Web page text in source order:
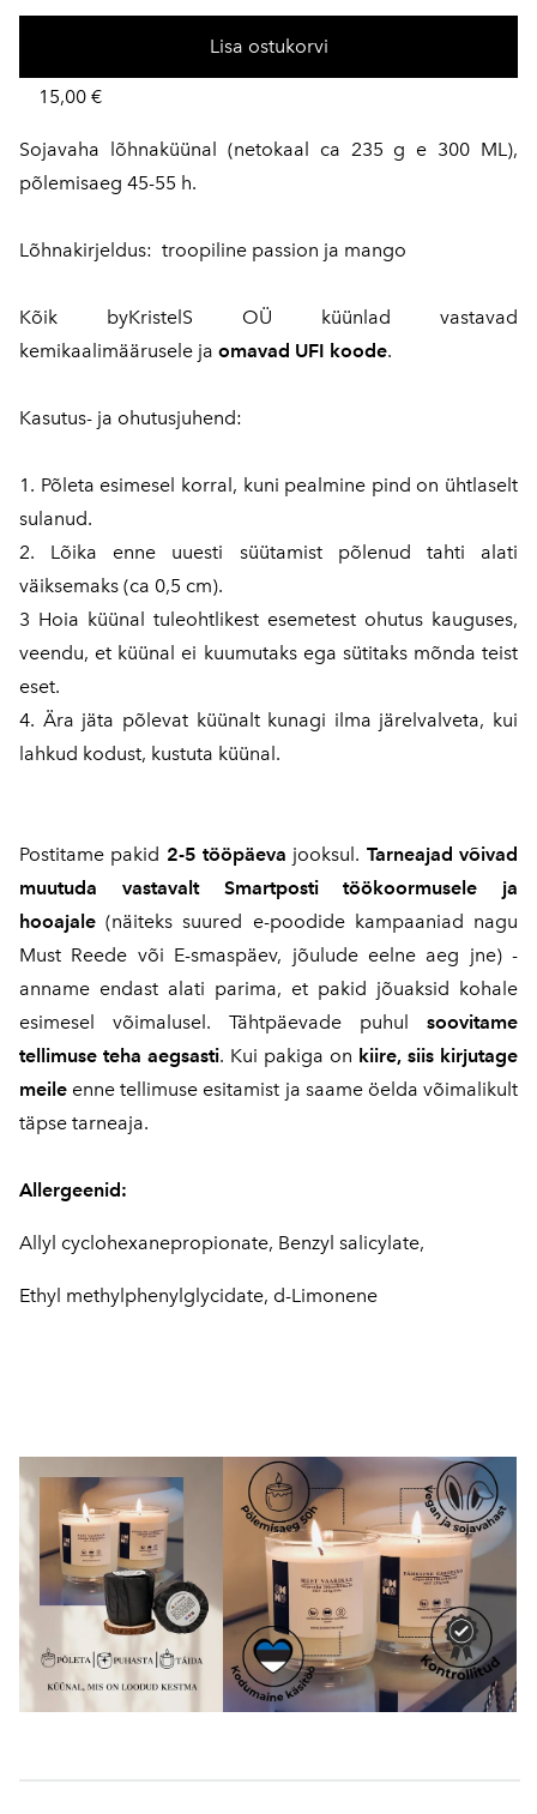
Lisa ostukorvi
15,00 €
Sojavaha lõhnaküünal (netokaal ca 235 g e 300 ML),
põlemisaeg 45-55 h.
Lõhnakirjeldus: troopiline passion ja mango
Kõik byKristelS OÜ küünlad vastavad
kemikaalimäärusele ja omavad UFI koode.
Kasutus- ja ohutusjuhend:
1. Põleta esimesel korral, kuni pealmine pind on ühtlaselt
sulanud.
2. Lõika enne uuesti süütamist põlenud tahti alati
väiksemaks (ca 0,5 cm).
3 Hoia küünal tuleohtlikest esemetest ohutus kauguses,
veendu, et küünal ei kuumutaks ega sütitaks mõnda teist
eset.
4. Ära jäta põlevat küünalt kunagi ilma järelvalveta, kui
lahkud kodust, kustuta küünal.
Postitame pakid 2-5 tööpäeva jooksul. Tarneajad võivad
muutuda vastavalt Smartposti töökoormusele ja
hooajale(näiteks suured e-poodide kampaaniad nagu
Must Reede või E-smaspäev, jõulude eelne aeg jne) -
anname endast alati parima, et pakid jõuaksid kohale
esimesel võimalusel. Tähtpäevade puhul soovitame
tellimuse teha aegsasti. Kui pakiga on kiire, siis kirjutage
meile enne tellimuse esitamist ja saame öelda võimalikult
täpse tarneaja.
Allergeenid:
Allyl cyclohexanepropionate, Benzyl salicylate,
Ethyl methylphenylglycidate, d-Limonene